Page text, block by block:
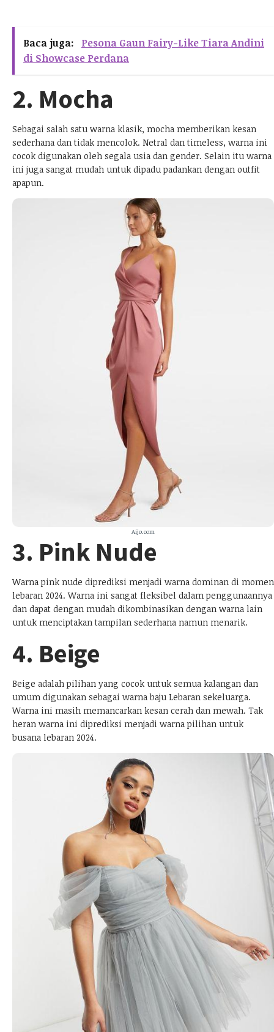
Baca juga:
Pesona Gaun Fairy-Like Tiara Andini
di Showcase Perdana
2. Mocha
Sebagai salah satu warna klasik, mocha memberikan kesan
sederhana dan tidak mencolok. Netral dan timeless, warna ini
cocok digunakan oleh segala usia dan gender. Selain itu warna
ini juga sangat mudah untuk dipadu padankan dengan outfit
apapun.
Aijo.com
3. Pink Nude
Warna pink nude diprediksi menjadi warna dominan di momen
lebaran 2024. Warna ini sangat fleksibel dalam penggunaannya
dan dapat dengan mudah dikombinasikan dengan warna lain
untuk menciptakan tampilan sederhana namun menarik.
4. Beige
Beige adalah pilihan yang cocok untuk semua kalangan dan
umum digunakan sebagai warna baju Lebaran sekeluarga.
Warna ini masih memancarkan kesan cerah dan mewah. Tak
heran warna ini diprediksi menjadi warna pilihan untuk
busana lebaran 2024.